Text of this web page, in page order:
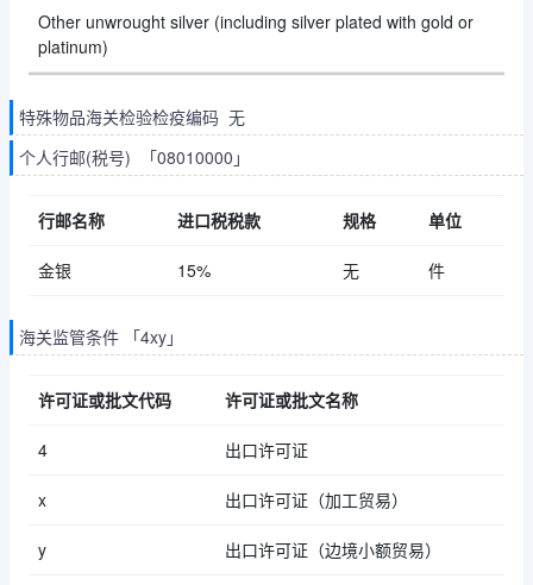
Other unwrought silver (including silver plated with gold or
platinum)
特殊物品海关检验检疫编码 无
个人行邮(税号) 「08010000」
行邮名称 进口税税款 规格 单位
金银 15% 无 件
海关监管条件 「4xy」
许可证或批文代码 许可证或批文名称
4 出口许可证
x 出口许可证（加工贸易）
y 出口许可证（边境小额贸易）